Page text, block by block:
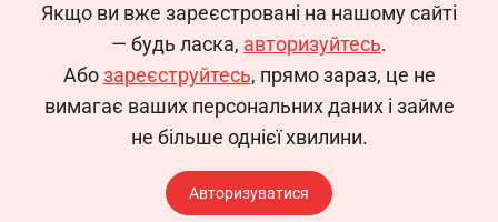
Якщо ви вже зареєстровані на нашому сайті
— будь ласка, авторизуйтесь.
Абозареєструйтесь, прямо зараз, це не
вимагає ваших персональних даних і займе
не більше однієї хвилини.
Авторизуватися